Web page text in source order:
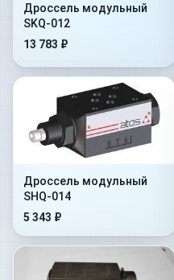
Дроссель модульный
SKQ-012
13 783 ₽
Дроссель модульный
SHQ-014
5 343 ₽